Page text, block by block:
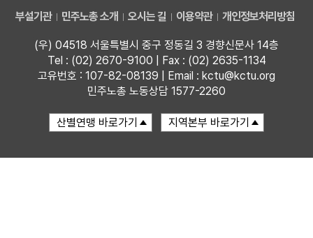
부설기관 민주노총 소개 오시는 길 이용약관 개인정보처리방침
(우) 04518 서울특별시 중구 정동길 3 경향신문사 14층
Tel : (02) 2670-9100 | Fax : (02) 2635-1134
고유번호 : 107-82-08139 | Email : kctu@kctu.org
민주노총 노동상담 1577-2260